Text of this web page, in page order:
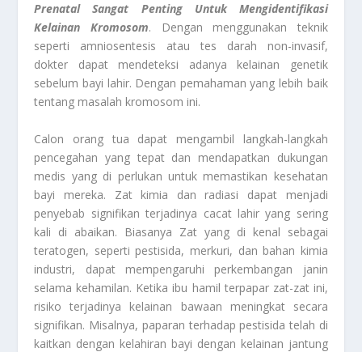
Prenatal Sangat Penting Untuk Mengidentifikasi
Kelainan Kromosom. Dengan menggunakan teknik
seperti amniosentesis atau tes darah non-invasif,
dokter dapat mendeteksi adanya kelainan genetik
sebelum bayi lahir. Dengan pemahaman yang lebih baik
tentang masalah kromosom ini.
Calon orang tua dapat mengambil langkah-langkah
pencegahan yang tepat dan mendapatkan dukungan
medis yang di perlukan untuk memastikan kesehatan
bayi mereka. Zat kimia dan radiasi dapat menjadi
penyebab signifikan terjadinya cacat lahir yang sering
kali di abaikan. Biasanya Zat yang di kenal sebagai
teratogen, seperti pestisida, merkuri, dan bahan kimia
industri, dapat mempengaruhi perkembangan janin
selama kehamilan. Ketika ibu hamil terpapar zat-zat ini,
risiko terjadinya kelainan bawaan meningkat secara
signifikan. Misalnya, paparan terhadap pestisida telah di
kaitkan dengan kelahiran bayi dengan kelainan jantung